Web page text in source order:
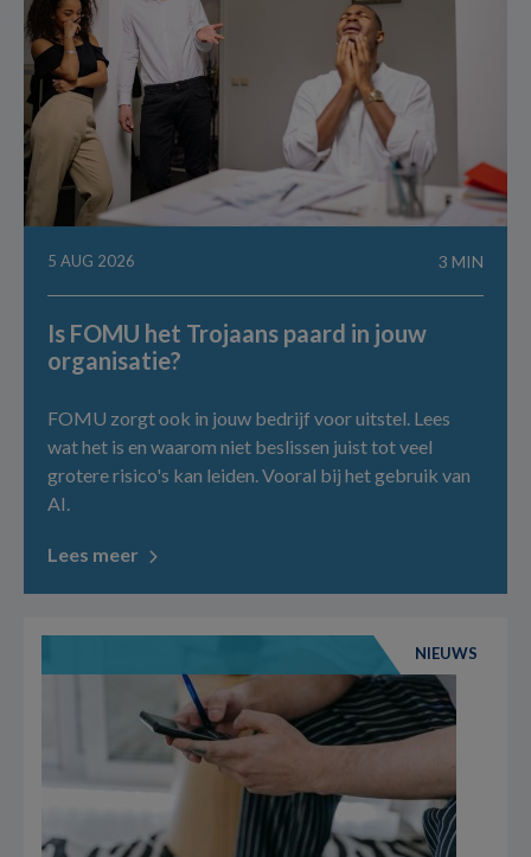
5 AUG 2026 3 MIN
Is FOMU het Trojaans paard in jouw
organisatie?
FOMU zorgt ook in jouw bedrijf voor uitstel. Lees
wat het is en waarom niet beslissen juist tot veel
grotere risico's kan leiden. Vooral bij het gebruik van
AI.
Lees meer
NIEUWS